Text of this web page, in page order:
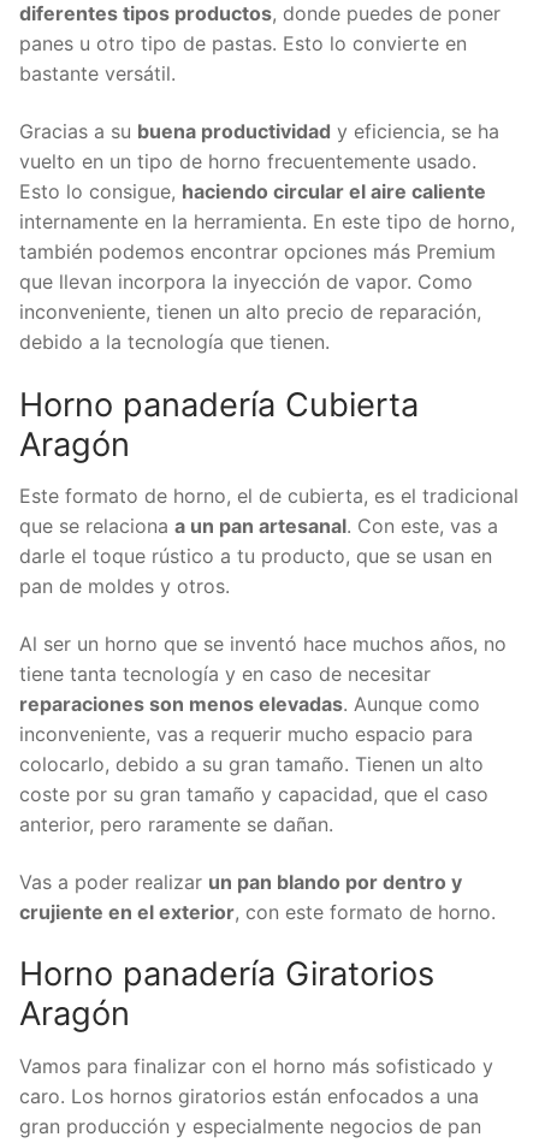
diferentes tipos productos, donde puedes de poner
panes u otro tipo de pastas. Esto lo convierte en
bastante versátil.
Gracias a su buena productividad y eficiencia, se ha
vuelto en un tipo de horno frecuentemente usado.
Esto lo consigue, haciendo circular el aire caliente
internamente en la herramienta. En este tipo de horno,
también podemos encontrar opciones más Premium
que llevan incorpora la inyección de vapor. Como
inconveniente, tienen un alto precio de reparación,
debido a la tecnología que tienen.
Horno panadería Cubierta
Aragón
Este formato de horno, el de cubierta, es el tradicional
que se relaciona a un pan artesanal. Con este, vas a
darle el toque rústico a tu producto, que se usan en
pan de moldes y otros.
Al ser un horno que se inventó hace muchos años, no
tiene tanta tecnología y en caso de necesitar
reparaciones son menos elevadas. Aunque como
inconveniente, vas a requerir mucho espacio para
colocarlo, debido a su gran tamaño. Tienen un alto
coste por su gran tamaño y capacidad, que el caso
anterior, pero raramente se dañan.
Vas a poder realizar un pan blando por dentro y
crujiente en el exterior, con este formato de horno.
Horno panadería Giratorios
Aragón
Vamos para finalizar con el horno más sofisticado y
caro. Los hornos giratorios están enfocados a una
gran producción y especialmente negocios de pan